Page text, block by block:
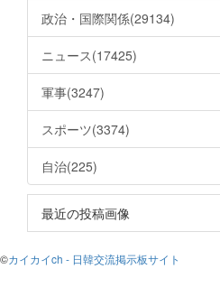
政治・国際関係(29134)
ニュース(17425)
軍事(3247)
スポーツ(3374)
自治(225)
最近の投稿画像
©カイカイch - 日韓交流掲示板サイト